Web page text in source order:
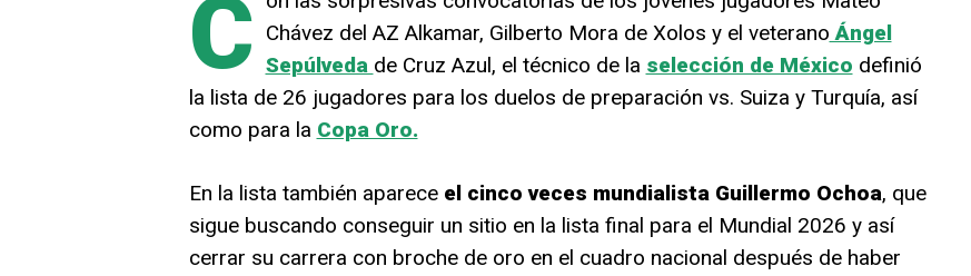
C Chávez del AZ Alkamar, Gilberto Mora de Xolos y el veterano Ángel
Sepúlveda de Cruz Azul, el técnico de la selección de México definió
la lista de 26 jugadores para los duelos de preparación vs. Suiza y Turquía, así
como para la Copa Oro.
En la lista también aparece el cinco veces mundialista Guillermo Ochoa, que
sigue buscando conseguir un sitio en la lista final para el Mundial 2026 y así
cerrar su carrera con broche de oro en el cuadro nacional después de haber